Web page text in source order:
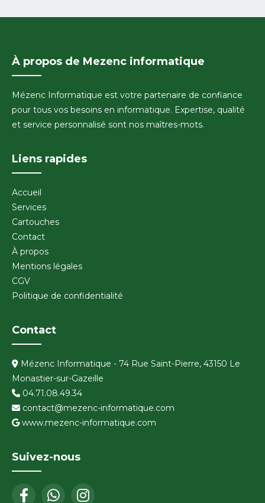
À propos de Mezenc informatique
Mézenc Informatique est votre partenaire de confiance
pour tous vos besoins en informatique. Expertise, qualité
et service personnalisé sont nos maîtres-mots.
Liens rapides
Accueil
Services
Cartouches
Contact
À propos
Mentions légales
CGV
Politique de confidentialité
Contact
Mézenc Informatique - 74 Rue Saint-Pierre, 43150 Le
Monastier-sur-Gazeille
04.71.08.49.34
contact@mezenc-informatique.com
www.mezenc-informatique.com
Suivez-nous